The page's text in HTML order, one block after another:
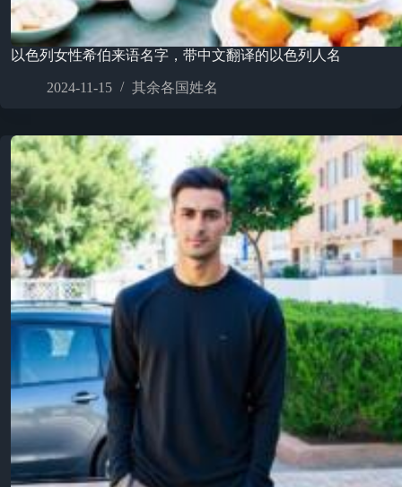
以色列女性希伯来语名字，带中文翻译的以色列人名
2024-11-15 其余各国姓名